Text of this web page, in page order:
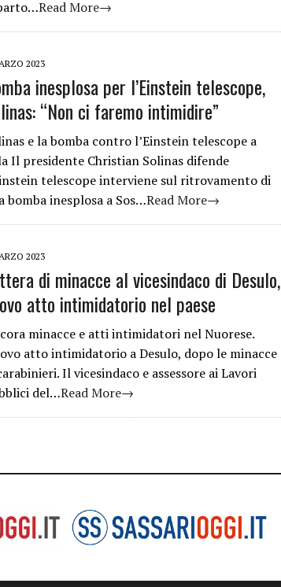
Read More→
2023
inesplosa per l’Einstein telescope,
“Non ci faremo intimidire”
e la bomba contro l’Einstein telescope a
Il presidente Christian Solinas difende
telescope interviene sul ritrovamento di
bomba inesplosa a Sos…Read More→
2023
di minacce al vicesindaco di Desulo,
atto intimidatorio nel paese
minacce e atti intimidatori nel Nuorese.
atto intimidatorio a Desulo, dopo le minacce
Il vicesindaco e assessore ai Lavori
del…Read More→